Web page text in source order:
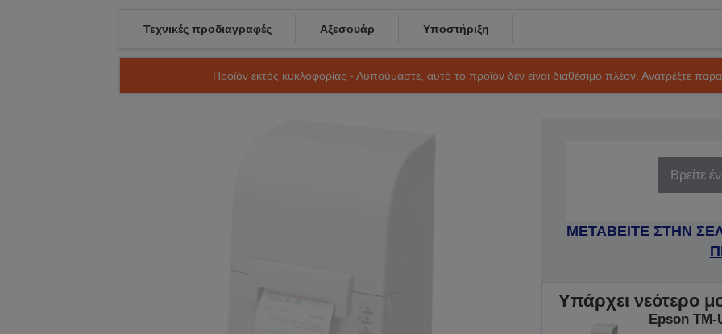
Τεχνικές προδιαγραφές Αξεσουάρ Υποστήριξη
Προϊόν εκτός κυκλοφορίας - Λυπούμαστε, αυτό το προϊόν δεν είναι διαθέσιμο πλέον. Ανατρέξτε
Βρείτε
ΜΕΤΑΒΕΙΤΕ ΣΤΗΝ
Υπάρχει νεότερο
Epson TM-